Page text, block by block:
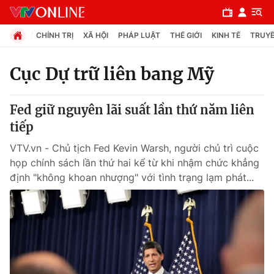
Chuyên mục
Chính trị
Xã hội
Pháp luật
Thế giới
CHÍNH TRỊ XÃ HỘI PHÁP LUẬT THẾ GIỚI KINH TẾ
Cục Dự trữ liên bang Mỹ
Fed giữ nguyên lãi suất lần thứ năm liên
tiếp
VTV.vn - Chủ tịch Fed Kevin Warsh, người chủ trì cuộc
họp chính sách lần thứ hai kể từ khi nhậm chức khẳng
định "không khoan nhượng" với tình trạng lạm phát...